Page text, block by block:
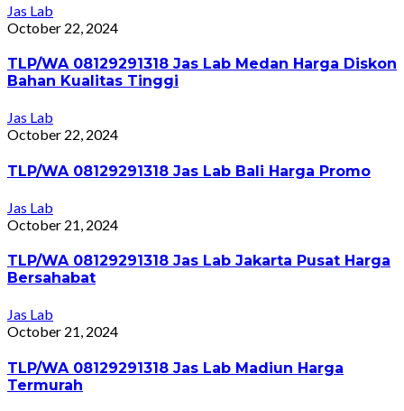
Jas Lab
October 22, 2024
TLP/WA 08129291318 Jas Lab Medan Harga Diskon
Bahan Kualitas Tinggi
Jas Lab
October 22, 2024
TLP/WA 08129291318 Jas Lab Bali Harga Promo
Jas Lab
October 21, 2024
TLP/WA 08129291318 Jas Lab Jakarta Pusat Harga
Bersahabat
Jas Lab
October 21, 2024
TLP/WA 08129291318 Jas Lab Madiun Harga
Termurah